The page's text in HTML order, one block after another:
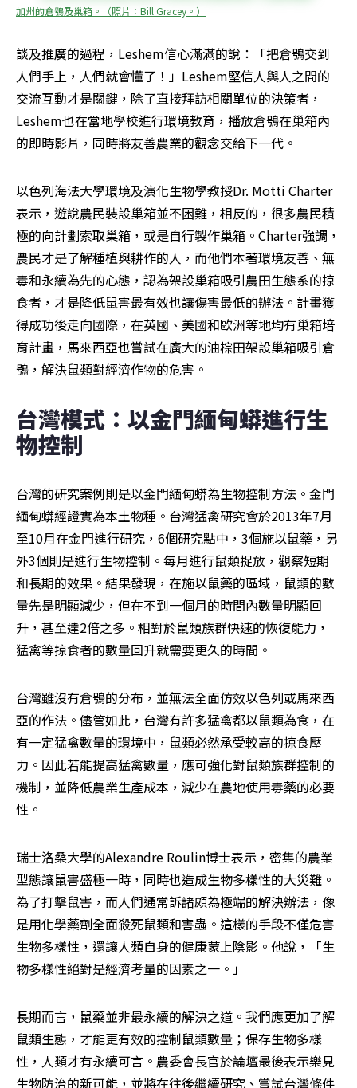
加州的倉鴞及巢箱。（照片：Bill Gracey。）
談及推廣的過程，Leshem信心滿滿的說：「把倉鴞交到
人們手上，人們就會懂了！」Leshem堅信人與人之間的
交流互動才是關鍵，除了直接拜訪相關單位的決策者，
Leshem也在當地學校進行環境教育，播放倉鴞在巢箱內
的即時影片，同時將友善農業的觀念交給下一代。
以色列海法大學環境及演化生物學教授Dr. Motti Charter
表示，遊說農民裝設巢箱並不困難，相反的，很多農民積
極的向計劃索取巢箱，或是自行製作巢箱。Charter強調，
農民才是了解種植與耕作的人，而他們本著環境友善、無
毒和永續為先的心態，認為架設巢箱吸引農田生態系的掠
食者，才是降低鼠害最有效也讓傷害最低的辦法。計畫獲
得成功後走向國際，在英國、美國和歐洲等地均有巢箱培
育計畫，馬來西亞也嘗試在廣大的油棕田架設巢箱吸引倉
鴞，解決鼠類對經濟作物的危害。
台灣模式：以金門緬甸蟒進行生
物控制
台灣的研究案例則是以金門緬甸蟒為生物控制方法。金門
緬甸蟒經證實為本土物種。台灣猛禽研究會於2013年7月
至10月在金門進行研究，6個研究點中，3個施以鼠藥，另
外3個則是進行生物控制。每月進行鼠類捉放，觀察短期
和長期的效果。結果發現，在施以鼠藥的區域，鼠類的數
量先是明顯減少，但在不到一個月的時間內數量明顯回
升，甚至達2倍之多。相對於鼠類族群快速的恢復能力，
猛禽等掠食者的數量回升就需要更久的時間。
台灣雖沒有倉鴞的分布，並無法全面仿效以色列或馬來西
亞的作法。儘管如此，台灣有許多猛禽都以鼠類為食，在
有一定猛禽數量的環境中，鼠類必然承受較高的掠食壓
力。因此若能提高猛禽數量，應可強化對鼠類族群控制的
機制，並降低農業生產成本，減少在農地使用毒藥的必要
性。
瑞士洛桑大學的Alexandre Roulin博士表示，密集的農業
型態讓鼠害盛極一時，同時也造成生物多樣性的大災難。
為了打擊鼠害，而人們通常訴諸頗為極端的解決辦法，像
是用化學藥劑全面殺死鼠類和害蟲。這樣的手段不僅危害
生物多樣性，還讓人類自身的健康蒙上陰影。他說，「生
物多樣性絕對是經濟考量的因素之一。」
長期而言，鼠藥並非最永續的解決之道。我們應更加了解
鼠類生態，才能更有效的控制鼠類數量；保存生物多樣
性，人類才有永續可言。農委會長官於論壇最後表示樂見
生物防治的新可能，並將在往後繼續研究、嘗試台灣條件